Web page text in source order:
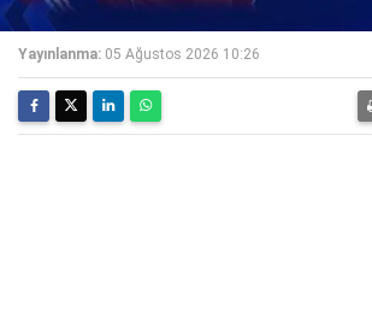
Yayınlanma: 05 Ağustos 2026 10:26